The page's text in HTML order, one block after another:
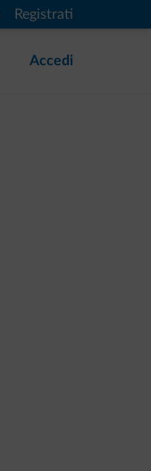
Registrati
Accedi